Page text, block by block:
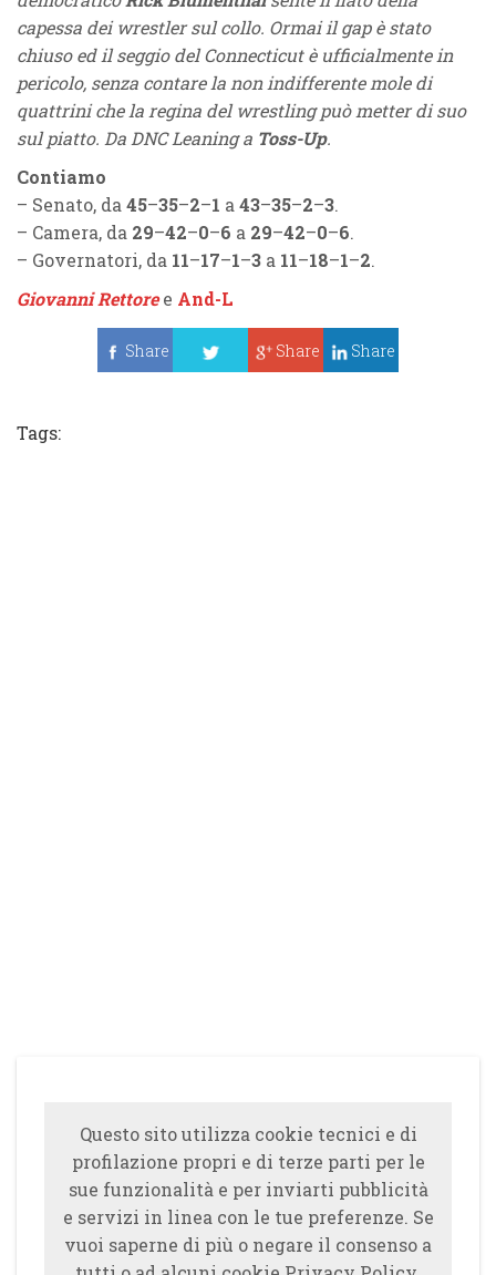
capessa dei wrestler sul collo. Ormai il gap è stato
chiuso ed il seggio del Connecticut è ufficialmente in
pericolo, senza contare la non indifferente mole di
quattrini che la regina del wrestling può metter di suo
sul piatto. Da DNC Leaning a Toss-Up.
Contiamo
– Senato, da 45–35–2–1 a 43–35–2–3.
– Camera, da 29–42–0–6 a 29–42–0–6.
– Governatori, da 11–17–1–3 a 11–18–1–2.
Giovanni Rettoree And-L
Share
Share Share
Tags:
Questo sito utilizza cookie tecnici e di
profilazione propri e di terze parti per le
sue funzionalità e per inviarti pubblicità
e servizi in linea con le tue preferenze. Se
vuoi saperne di più o negare il consenso a